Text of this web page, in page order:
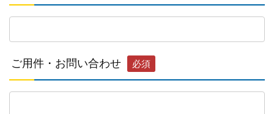
ご用件・お問い合わせ 必須